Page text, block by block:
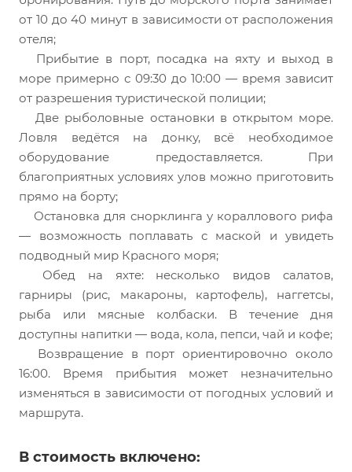
от 10 до 40 минут в зависимости от расположения
отеля;
Прибытие в порт, посадка на яхту и выход в
море примерно с 09:30 до 10:00 — время зависит
от разрешения туристической полиции;
Две рыболовные остановки в открытом море.
Ловля ведётся на донку, всё необходимое
оборудование предоставляется. При
благоприятных условиях улов можно приготовить
прямо на борту;
Остановка для снорклинга у кораллового рифа
— возможность поплавать с маской и увидеть
подводный мир Красного моря;
Обед на яхте: несколько видов салатов,
гарниры (рис, макароны, картофель), наггетсы,
рыба или мясные колбаски. В течение дня
доступны напитки — вода, кола, пепси, чай и кофе;
Возвращение в порт ориентировочно около
16:00. Время прибытия может незначительно
изменяться в зависимости от погодных условий и
маршрута.
В стоимость включено: